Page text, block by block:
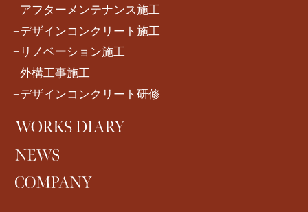
−アフターメンテナンス施工
−デザインコンクリート施工
−リノベーション施工
−外構工事施工
−デザインコンクリート研修